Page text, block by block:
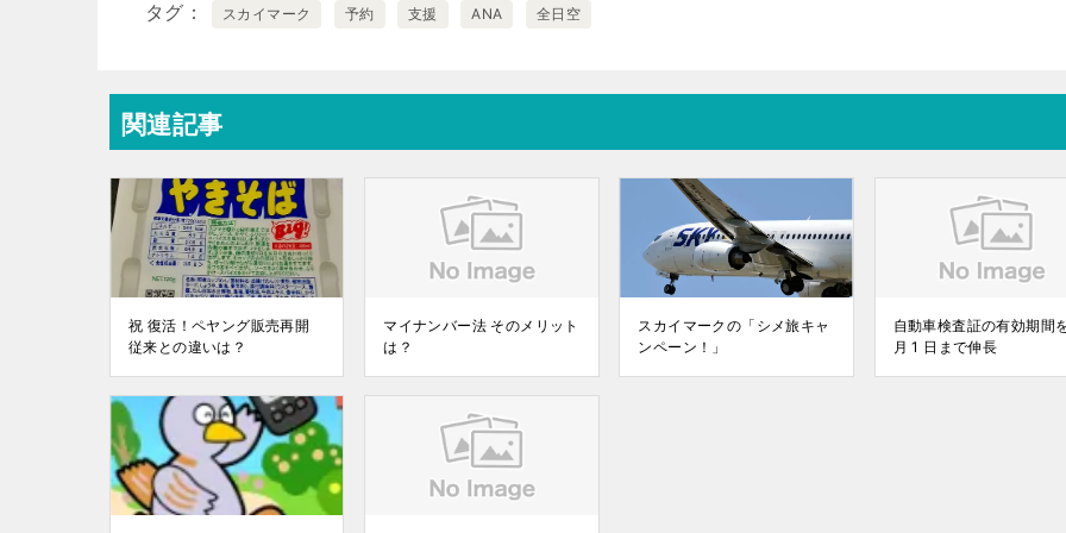
タグ スカイマーク 予約 支援 ANA 全日空
関連記事
祝 復活！ペヤング販売再開
従来との違いは？
マイナンバー法 そのメリット
は？
スカイマークの「シメ旅キャ
ンペーン！」
自動車検査証の有効期間
月 1 日まで伸長